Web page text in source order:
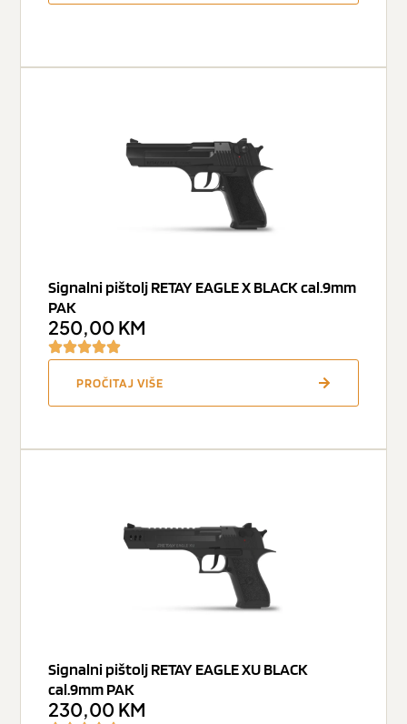
Signalni pištolj RETAY EAGLE X BLACK cal.9mm
PAK
250,00 KM
PROČITAJ VIŠE
Signalni pištolj RETAY EAGLE XU BLACK
cal.9mm PAK
230,00 KM